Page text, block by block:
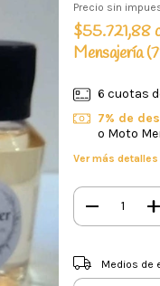
Precio sin
$55.721,88
Mensajería
6 cuotas
7% de
o Moto
Ver más detalles
Entregas para el
Medios de